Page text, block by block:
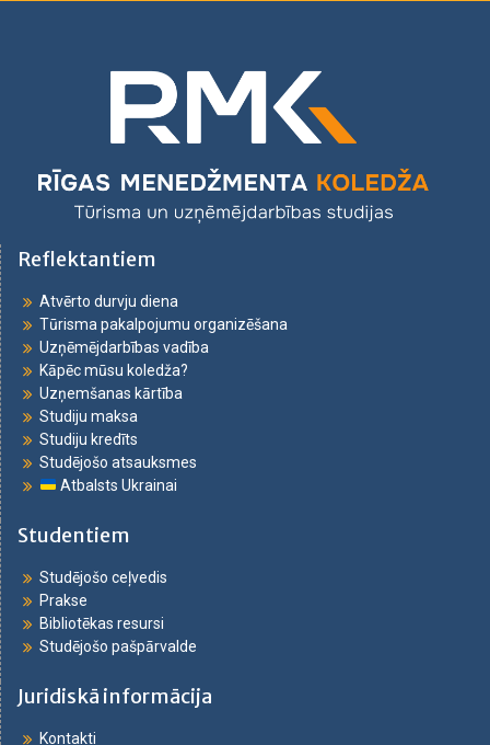
Reflektantiem
Atvērto durvju diena
Tūrisma pakalpojumu organizēšana
Uzņēmējdarbības vadība
Kāpēc mūsu koledža?
Uzņemšanas kārtība
Studiju maksa
Studiju kredīts
Studējošo atsauksmes
Atbalsts Ukrainai
Studentiem
Studējošo ceļvedis
Prakse
Bibliotēkas resursi
Studējošo pašpārvalde
Juridiskā informācija
Kontakti